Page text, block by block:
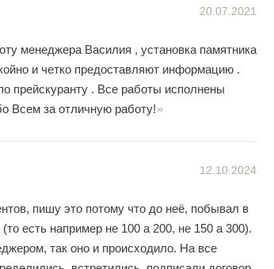
20.07.2021
менеджера Василия , установка памятника
и четко предоставляют информацию .
прейскуранту . Все работы исполнены
Всем за отличную работу!
12.10.2024
пишу это потому что до неё, побывал в
есть например не 100 а 200, не 150 а 300).
так оно и происходило. На все